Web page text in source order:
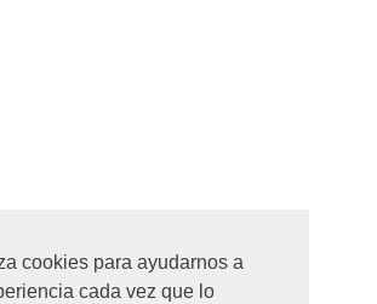
cookies para ayudarnos a
cada vez que lo